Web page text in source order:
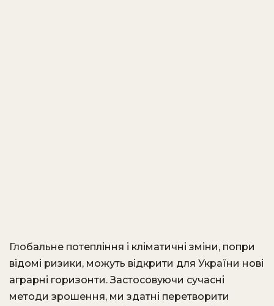
Глобальне потепління і кліматичні зміни, попри
відомі ризики, можуть відкрити для України нові
аграрні горизонти. Застосовуючи сучасні
методи зрошення, ми здатні перетворити